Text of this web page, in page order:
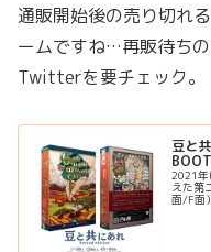
通販開始後の売り切れ
ームですね…再販待ちの
Twitterを要チェック。
豆と
2021年
えた第
面/F面